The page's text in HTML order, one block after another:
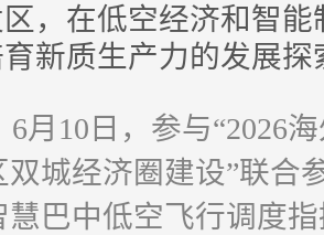
，在低空经济和智
新质生产力的发展探
6月10日，参与“2026
双城经济圈建设”联合
慧巴中低空飞行调度